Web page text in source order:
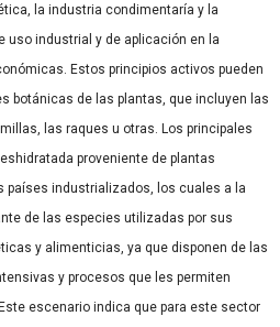
la industria condimentaría y la
uso industrial y de aplicación en la
Estos principios activos pueden
botánicas de las plantas, que incluyen las
las raques u otras. Los principales
proveniente de plantas
industrializados, los cuales a la
de las especies utilizadas por sus
y alimenticias, ya que disponen de las
y procesos que les permiten
escenario indica que para este sector